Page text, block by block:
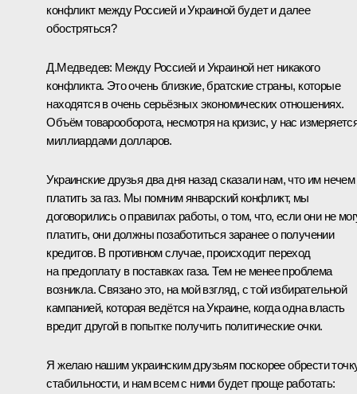
конфликт между Россией и Украиной будет и далее
обостряться?
Д.Медведев: Между Россией и Украиной нет никакого
конфликта. Это очень близкие, братские страны, которые
находятся в очень серьёзных экономических отношениях.
Объём товарооборота, несмотря на кризис, у нас
миллиардами долларов.
Украинские друзья два дня назад сказали нам, что им нечем
платить за газ. Мы помним январский конфликт, мы
договорились о правилах работы, о том, что, если они не
платить, они должны позаботиться заранее о получении
кредитов. В противном случае, происходит переход
на предоплату в поставках газа. Тем не менее проблема
возникла. Связано это, на мой взгляд, с той избирательной
кампанией, которая ведётся на Украине, когда одна власть
вредит другой в попытке получить политические очки.
Я желаю нашим украинским друзьям поскорее обрести
стабильности, и нам всем с ними будет проще работать: